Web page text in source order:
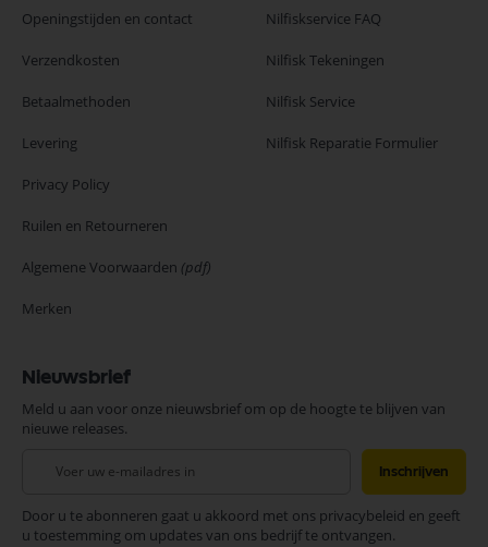
Openingstijden en contact
Verzendkosten
Betaalmethoden
Levering
Privacy Policy
Ruilen en Retourneren
Algemene Voorwaarden (pdf)
Merken
Nilfiskservice FAQ
Nilfisk Tekeningen
Nilfisk Service
Nilfisk Reparatie Formulier
Nieuwsbrief
Meld u aan voor onze nieuwsbrief om op de hoogte te blijven van
nieuwe releases.
onze
nieuwsbrief
Inschrijven
Door u te abonneren gaat u akkoord met ons privacybeleid en geeft
u toestemming om updates van ons bedrijf te ontvangen.